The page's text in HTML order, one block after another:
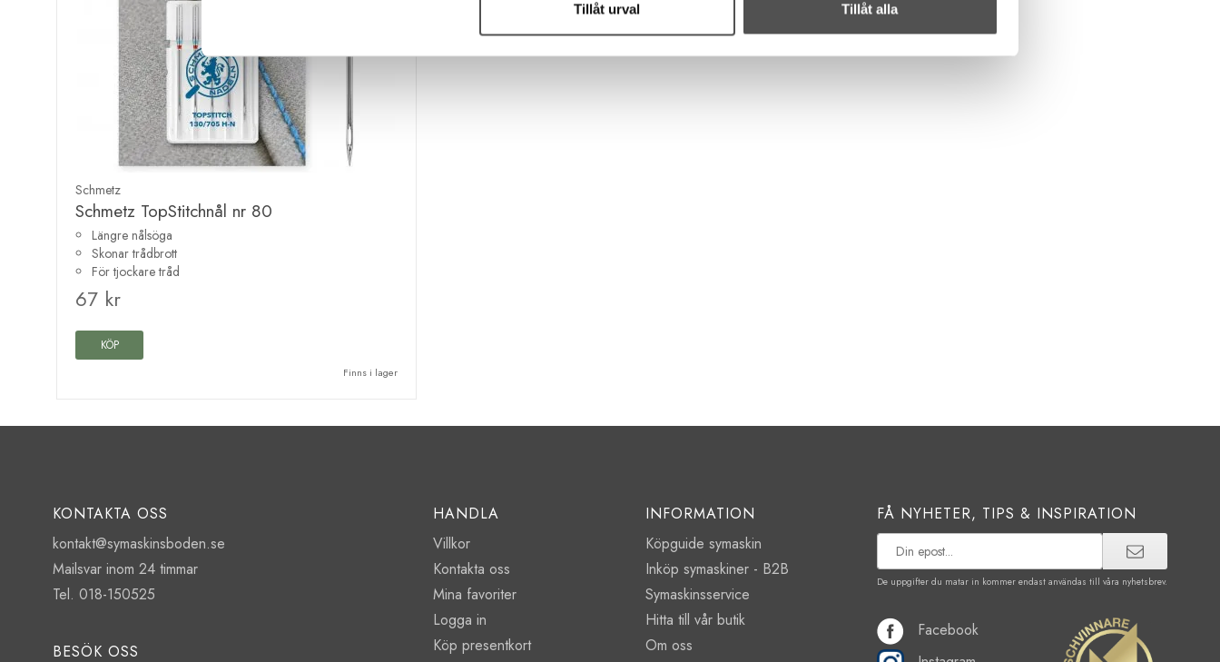
Tillåt urval Tillåt alla
Schmetz
Schmetz TopStitchnål nr 80
Längre nålsöga
Skonar trådbrott
För tjockare tråd
67 kr
KÖP
Finns i lager
KONTAKTA OSS
kontakt@symaskinsboden.se
Mailsvar inom 24 timmar
Tel. 018-150525
BESÖK OSS
HANDLA
Villkor
Kontakta oss
Mina favoriter
Logga in
Köp presentkort
INFORMATION
Köpguide symaskin
Inköp symaskiner - B2B
Symaskinsservice
Hitta till vår butik
Om oss
FÅ NYHETER, TIPS & INSPIRATION
De uppgifter du matar in kommer endast användas till våra nyhetsbrev.
Facebook